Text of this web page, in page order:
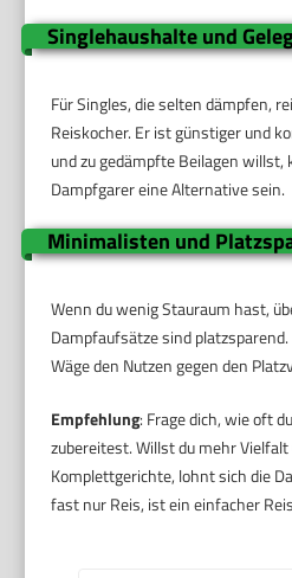
Singlehaushalte und
Für Singles, die selten dämpfen,
Reiskocher. Er ist günstiger und
und zu gedämpfte Beilagen
Dampfgarer eine Alternative sein.
Minimalisten und
Wenn du wenig Stauraum hast,
Dampfaufsätze sind
Wäge den Nutzen gegen den
Empfehlung: Frage dich, wie oft
zubereitest. Willst du mehr
Komplettgerichte, lohnt sich die
fast nur Reis, ist ein einfacher